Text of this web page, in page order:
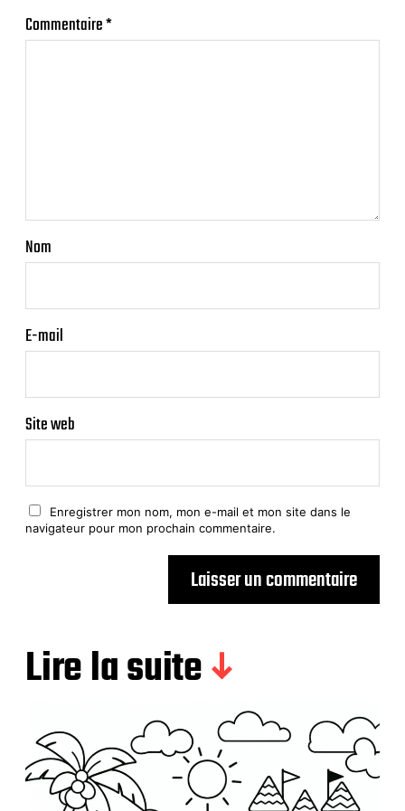
Commentaire*
Nom
E-mail
Site web
Enregistrer mon nom, mon e-mail et mon site dans le
navigateur pour mon prochain commentaire.
Lire la suite